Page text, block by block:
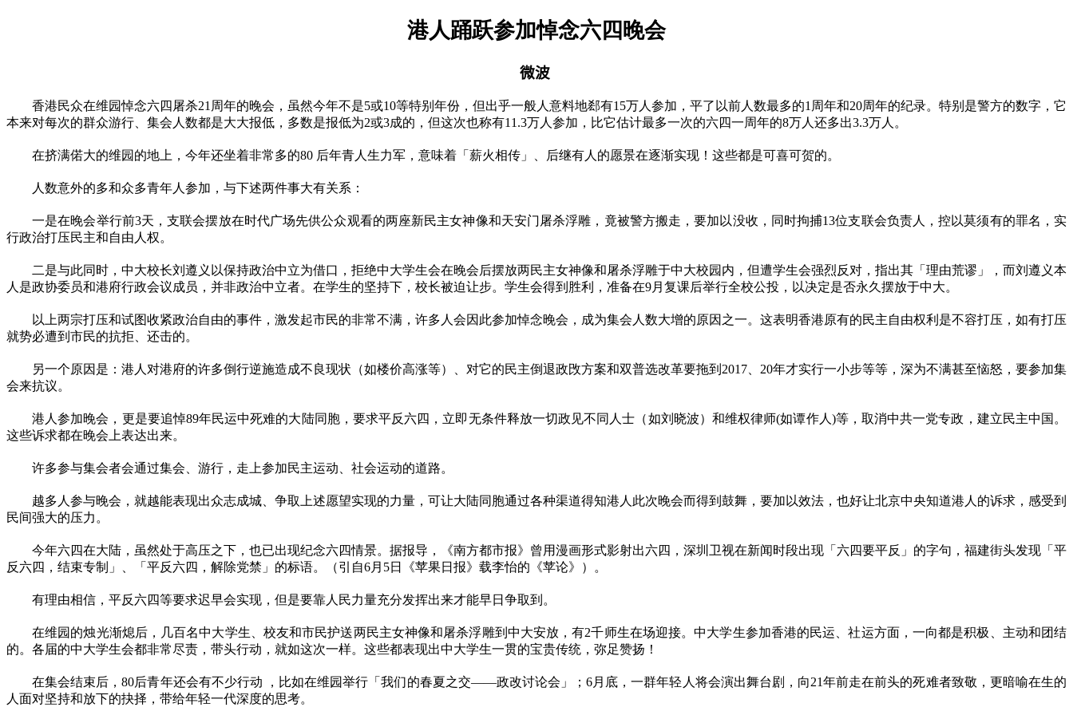
港人踊跃参加悼念六四晚会
微波
香港民众在维园悼念六四屠杀21 周年的晚会，虽然今年不是5或10等特别年份，但出乎一般人意料地郄有15万人参加，平了以前人数最多的1 周年和20周年的纪录。特别是警方的数字，它
本来对每次的群众游行、集会人数都是大大报低，多数是报低为2或3成的，但这次也称有11.3万人参加，比它估计最多一次的六四一周年的8万人还多出3.3万人。
在挤满偌大的维园的地上，今年还坐着非常多的80 后年青人生力军，意味着「薪火相传」、后继有人的愿景在逐渐实现！这些都是可喜可贺的。
人数意外的多和众多青年人参加，与下述两件事大有关系：
一是在晚会举行前3天，支联会摆放在时代广场先供公众观看的两座新民主女神像和天安门屠杀浮雕，竟被警方搬走，要加以没收，同时拘捕13位支联会负责人，控以莫须有的罪名，实
行政治打压民主和自由人权。
二是与此同时，中大校长刘遵义以保持政治中立为借口，拒绝中大学生会在晚会后摆放两民主女神像和屠杀浮雕于中大校园内，但遭学生会强烈反对，指出其「理由荒谬」，而刘遵义本
人是政协委员和港府行政会议成员，并非政治中立者。在学生的坚持下，校长被迫让步。学生会得到胜利，准备在9月复课后举行全校公投，以决定是否永久摆放于中大。
以上两宗打压和试图收紧政治自由的事件，激发起市民的非常不满，许多人会因此参加悼念晚会，成为集会人数大增的原因之一。这表明香港原有的民主自由权利是不容打压，如有打压
就势必遭到市民的抗拒、还击的。
另一个原因是：港人对港府的许多倒行逆施造成不良现状（如楼价高涨等）、对它的民主倒退政攺方案和双普选改革要拖到 2017 20年才实行一小步等等，深为不满甚至恼怒，要参加集
会来抗议。
港人参加晚会，更是要追悼89年民运中死难的大陆同胞，要求平反六四，立即无条件释放一切政见不同人士（如刘晓波）和维权律师(如谭作人 )等，取消中共一党专政，建立民主中国。
这些诉求都在晚会上表达出来。
许多参与集会者会通过集会、游行，走上参加民主运动、社会运动的道路。
越多人参与晚会，就越能表现出众志成城、争取上述愿望实现的力量，可让大陆同胞通过各种渠道得知港人此次晚会而得到鼓舞，要加以效法，也好让北京中央知道港人的诉求，感受到
民间强大的压力。
今年六四在大陆，虽然处于高压之下，也已出现纪念六四情景。据报导，《南方都市报》曾用漫画形式影射出六四，深圳卫视在新闻时段出现「六四要平反」的字句，福建街头发现「平
反六四，结束专制」、「平反六四，解除党禁」的标语。（引自6月 5日《苹果日报》载李怡的《苹论》）。
有理由相信，平反六四等要求迟早会实现，但是要靠人民力量充分发挥出来才能早日争取到。
在维园的烛光渐熄后，几百名中大学生、校友和市民护送两民主女神像和屠杀浮雕到中大安放，有2千师生在场迎接。中大学生参加香港的民运、社运方面，一向都是积极、主动和团结
的。各届的中大学生会都非常尽责，带头行动，就如这次一样。这些都表现出中大学生一贯的宝贵传统，弥足赞扬！
在集会结束后，80后青年还会有不少行动 ，比如在维园举行「我们的春夏之交――政改讨论会」；6月底，一群年轻人将会演出舞台剧，向21年前走在前头的死难者致敬，更暗喻在生的
人面对坚持和放下的抉择，带给年轻一代深度的思考。